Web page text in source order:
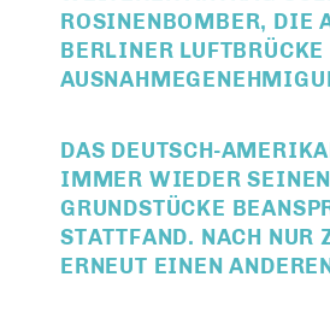
ROSINENBOMBER, DIE
BERLINER
DAS DEUTSCH-
IMMER WIEDER
GRUNDSTÜCKE
STATTFAND. NACH
ERNEUT EINEN